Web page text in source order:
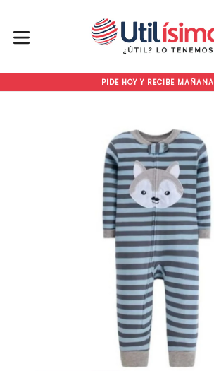
PIDE HOY Y RECIBE MAÑANA